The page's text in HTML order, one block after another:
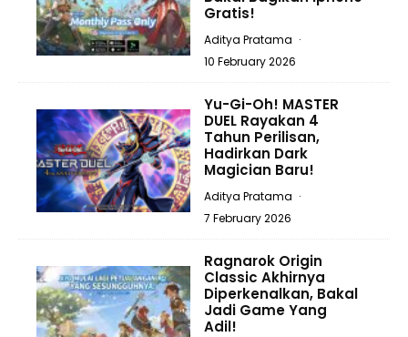
Gratis!
Aditya Pratama ·
10 February 2026
Yu-Gi-Oh! MASTER
DUEL Rayakan 4
Tahun Perilisan,
Hadirkan Dark
Magician Baru!
Aditya Pratama ·
7 February 2026
Ragnarok Origin
Classic Akhirnya
Diperkenalkan, Bakal
Jadi Game Yang
Adil!